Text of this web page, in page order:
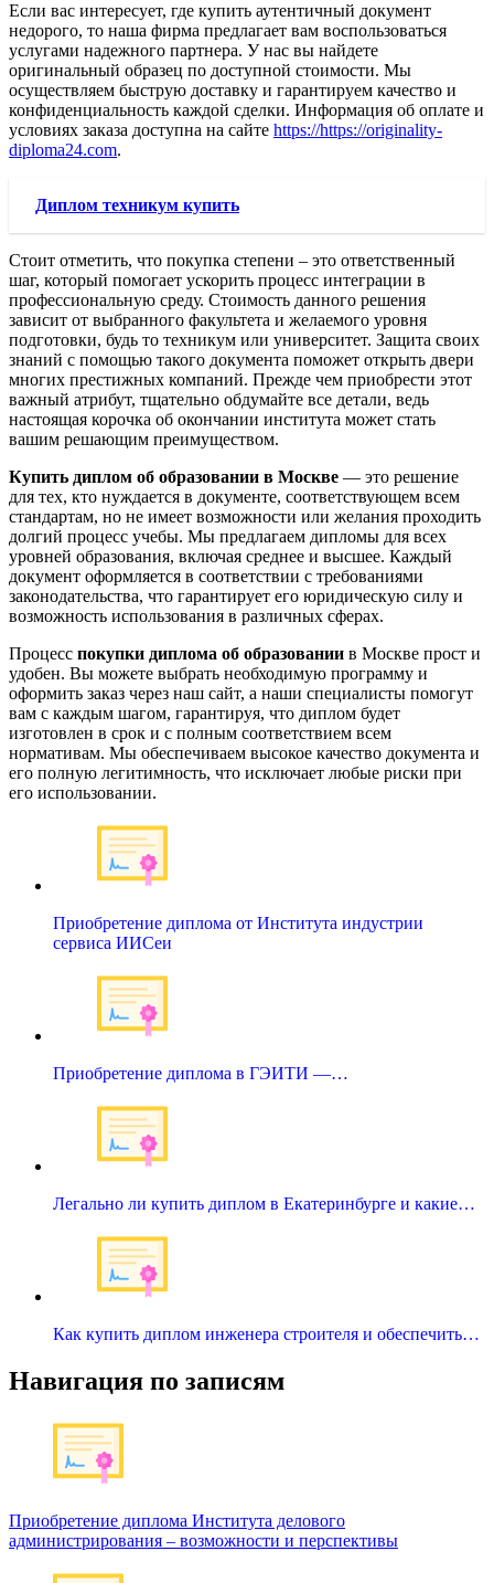
Если вас интересует, где купить аутентичный документ
недорого, то наша фирма предлагает вам воспользоваться
услугами надежного партнера. У нас вы найдете
оригинальный образец по доступной стоимости. Мы
осуществляем быструю доставку и гарантируем качество и
конфиденциальность каждой сделки. Информация об оплате и
условиях заказа доступна на сайте https://https://originality-
diploma24.com.
Диплом техникум купить
Стоит отметить, что покупка степени – это ответственный
шаг, который помогает ускорить процесс интеграции в
профессиональную среду. Стоимость данного решения
зависит от выбранного факультета и желаемого уровня
подготовки, будь то техникум или университет. Защита своих
знаний с помощью такого документа поможет открыть двери
многих престижных компаний. Прежде чем приобрести этот
важный атрибут, тщательно обдумайте все детали, ведь
настоящая корочка об окончании института может стать
вашим решающим преимуществом.
Купить диплом об образовании в Москве — это решение
для тех, кто нуждается в документе, соответствующем всем
стандартам, но не имеет возможности или желания проходить
долгий процесс учебы. Мы предлагаем дипломы для всех
уровней образования, включая среднее и высшее. Каждый
документ оформляется в соответствии с требованиями
законодательства, что гарантирует его юридическую силу и
возможность использования в различных сферах.
Процесс покупки диплома об образовании в Москве прост и
удобен. Вы можете выбрать необходимую программу и
оформить заказ через наш сайт, а наши специалисты помогут
вам с каждым шагом, гарантируя, что диплом будет
изготовлен в срок и с полным соответствием всем
нормативам. Мы обеспечиваем высокое качество документа и
его полную легитимность, что исключает любые риски при
его использовании.
Приобретение диплома от Института индустрии
сервиса ИИСеи
Приобретение диплома в ГЭИТИ —…
Легально ли купить диплом в Екатеринбурге и какие…
Как купить диплом инженера строителя и обеспечить…
Навигация по записям
Приобретение диплома Института делового
администрирования – возможности и перспективы